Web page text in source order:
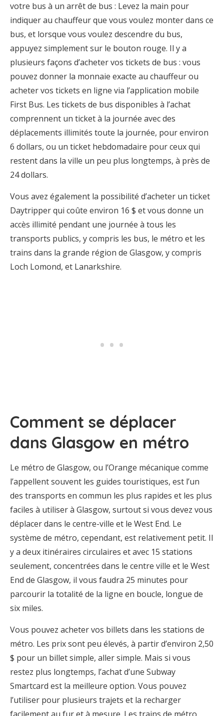
votre bus à un arrêt de bus : Levez la main pour
indiquer au chauffeur que vous voulez monter dans ce
bus, et lorsque vous voulez descendre du bus,
appuyez simplement sur le bouton rouge. Il y a
plusieurs façons d’acheter vos tickets de bus : vous
pouvez donner la monnaie exacte au chauffeur ou
acheter vos tickets en ligne via l’application mobile
First Bus. Les tickets de bus disponibles à l’achat
comprennent un ticket à la journée avec des
déplacements illimités toute la journée, pour environ
6 dollars, ou un ticket hebdomadaire pour ceux qui
restent dans la ville un peu plus longtemps, à près de
24 dollars.
Vous avez également la possibilité d’acheter un ticket
Daytripper qui coûte environ 16 $ et vous donne un
accès illimité pendant une journée à tous les
transports publics, y compris les bus, le métro et les
trains dans la grande région de Glasgow, y compris
Loch Lomond, et Lanarkshire.
Comment se déplacer
dans Glasgow en métro
Le métro de Glasgow, ou l’Orange mécanique comme
l’appellent souvent les guides touristiques, est l’un
des transports en commun les plus rapides et les plus
faciles à utiliser à Glasgow, surtout si vous devez vous
déplacer dans le centre-ville et le West End. Le
système de métro, cependant, est relativement petit. Il
y a deux itinéraires circulaires et avec 15 stations
seulement, concentrées dans le centre ville et le West
End de Glasgow, il vous faudra 25 minutes pour
parcourir la totalité de la ligne en boucle, longue de
six miles.
Vous pouvez acheter vos billets dans les stations de
métro. Les prix sont peu élevés, à partir d’environ 2,50
$ pour un billet simple, aller simple. Mais si vous
restez plus longtemps, l’achat d’une Subway
Smartcard est la meilleure option. Vous pouvez
l’utiliser pour plusieurs trajets et la recharger